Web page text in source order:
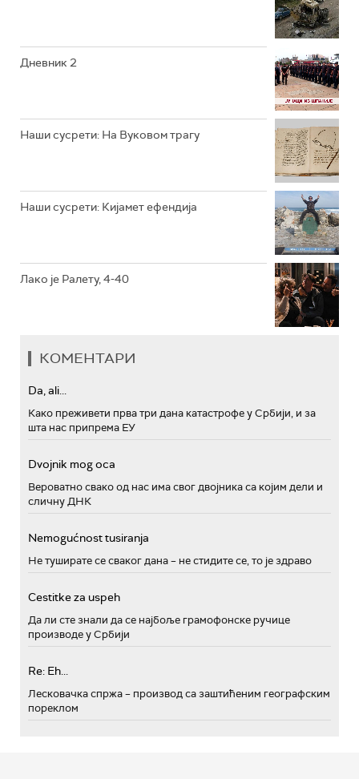
Дневник 2
Наши сусрети: На Вуковом трагу
Наши сусрети: Кијамет ефендија
Лако је Ралету, 4-40
КОМЕНТАРИ
Da, ali...
Како преживети прва три дана катастрофе у Србији, и за
шта нас припрема ЕУ
Dvojnik mog oca
Вероватно свако од нас има свог двојника са којим дели и
сличну ДНК
Nemogućnost tusiranja
Не туширате се сваког дана – не стидите се, то је здраво
Cestitke za uspeh
Да ли сте знали да се најбоље грамофонске ручице
производе у Србији
Re: Eh...
Лесковачка спржа – производ са заштићеним географским
пореклом